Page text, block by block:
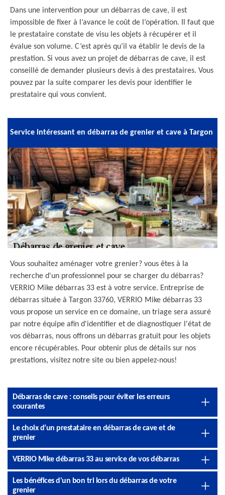
Dans une intervention pour un débarras de cave, il est
impossible de fixer à l’avance le coût de l’opération. Il faut que
le prestataire constate de visu les objets à récupérer et il
évalue son volume. C’est après qu’il va établir le devis de la
prestation. Si vous avez un projet de débarras de cave, il est
conseillé de demander plusieurs devis à des prestataires. Vous
pouvez par la suite comparer les devis pour identifier le
prestataire qui vous convient.
Service intéressant en débarras de grenier et cave à Targon
Vous souhaitez aménager votre grenier? vous êtes à la
recherche d'un professionnel pour se charger du débarras?
VERRIO Mike débarras 33 est à votre service. Entreprise de
débarras située à Targon 33760, VERRIO Mike débarras 33
vous propose un service en ce domaine, un triage sera assuré
par notre équipe afin d'identifier et de diagnostiquer l'état de
vos débarras, nous offrons un débarras gratuit pour les objets
encore récupérables. Pour obtenir plus de détails sur nos
prestations, visitez notre site ou bien appelez-nous!
Débarras de cave : conseils pour éviter les erreurs
courantes
Le choix d’un prestataire en débarras de cave et de
grenier
VERRIO Mike débarras 33 au service de vos débarras
Les bénéfices d'un bon tri lors du débarras de votre
grenier